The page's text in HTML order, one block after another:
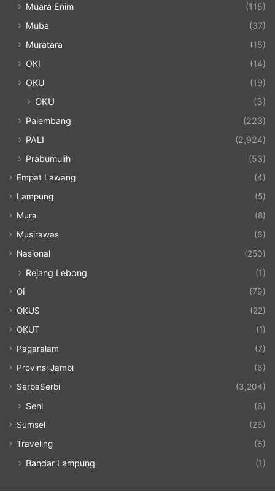
Muara Enim
(115)
Muba
(37)
Muratara
(15)
OKI
(14)
OKU
(19)
OKU (3)
Palembang
(223)
PALI
(2,924)
Prabumulih
(53)
Empat Lawang
(4)
Lampung
(5)
Mura
(8)
Musirawas
(6)
Nasional
(250)
Rejang Lebong (1)
OI
(79)
OKUS
(22)
OKUT
(1)
Pagaralam
(7)
Provinsi Jambi
(6)
SerbaSerbi
(3,204)
Seni (6)
Sumsel
(26)
Traveling
(6)
Bandar Lampung (1)